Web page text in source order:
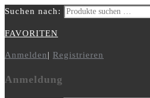
Suchen nach:
FAVORITEN
Anmelden| Registrieren
Anmeldung